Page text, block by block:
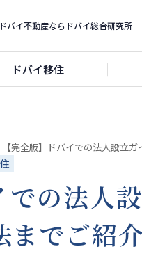
ドバイ不動産ならドバイ総合研究所
ドバイ移住
【完全版】ドバイでの法人設立
での法人
までご紹